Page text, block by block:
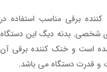
کننده برقی مناسب استفاده در
شخصی. بدنه دیگ این دستگاه
است و خنک کننده برقی آن
و قدرت دستگاه می باشد.